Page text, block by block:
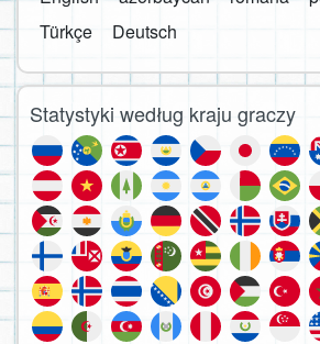
Türkçe
Deutsch
Statystyki według kraju graczy